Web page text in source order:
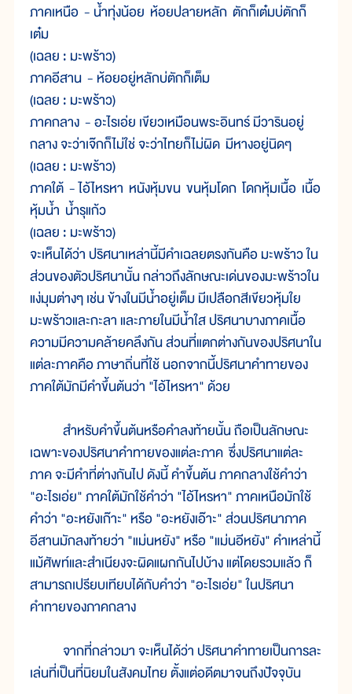
ภาคเหนือ - น้ำทุ่งน้อย ห้อยปลายหลัก ตักก็เต๋มบ่ตักก็
เต๋ม
(เฉลย : มะพร้าว)
ภาคอีสาน - ห้อยอยู่หลักบ่ตักก็เต็ม
(เฉลย : มะพร้าว)
ภาคกลาง - อะไรเอ่ย เขียวเหมือนพระอินทร์ มีวารินอยู่
กลาง จะว่าเจ๊กก็ไม่ใช่ จะว่าไทยก็ไม่ผิด มีหางอยู่นิดๆ
(เฉลย : มะพร้าว)
ภาคใต้ - ไอ้ไหรหา หนังหุ้มขน ขนหุ้มโดก โดกหุ้มเนื้อ เนื้อ
หุ้มน้ำ น้ำรุแก้ว
(เฉลย : มะพร้าว)
จะเห็นได้ว่า ปริศนาเหล่านี้มีคำเฉลยตรงกันคือ มะพร้าว ใน
ส่วนของตัวปริศนานั้น กล่าวถึงลักษณะเด่นของมะพร้าวใน
แง่มุมต่างๆ เช่น ข้างในมีน้ำอยู่เต็ม มีเปลือกสีเขียวหุ้มใย
มะพร้าวและกะลา และภายในมีน้ำใส ปริศนาบางภาคเนื้อ
ความมีความคล้ายคลึงกัน ส่วนที่แตกต่างกันของปริศนาใน
แต่ละภาคคือ ภาษาถิ่นที่ใช้ นอกจากนี้ปริศนาคำทายของ
ภาคใต้มักมีคำขึ้นต้นว่า "ไอ้ไหรหา" ด้วย
สำหรับคำขึ้นต้นหรือคำลงท้ายนั้น ถือเป็นลักษณะ
เฉพาะของปริศนาคำทายของแต่ละภาค ซึ่งปริศนาแต่ละ
ภาค จะมีคำที่ต่างกันไป ดังนี้ คำขึ้นต้น ภาคกลางใช้คำว่า
"อะไรเอ่ย" ภาคใต้มักใช้คำว่า "ไอ้ไหรหา" ภาคเหนือมักใช้
คำว่า "อะหยังเก๊าะ" หรือ "อะหยังเอ๊าะ" ส่วนปริศนาภาค
อีสานมักลงท้ายว่า "แม่นหยัง" หรือ "แม่นอีหยัง" คำเหล่านี้
แม้ศัพท์และสำเนียงจะผิดแผกกันไปบ้าง แต่โดยรวมแล้ว ก็
สามารถเปรียบเทียบได้กับคำว่า "อะไรเอ่ย" ในปริศนา
คำทายของภาคกลาง
จากที่กล่าวมา จะเห็นได้ว่า ปริศนาคำทายเป็นการละ
เล่นที่เป็นที่นิยมในสังคมไทย ตั้งแต่อดีตมาจนถึงปัจจุบัน